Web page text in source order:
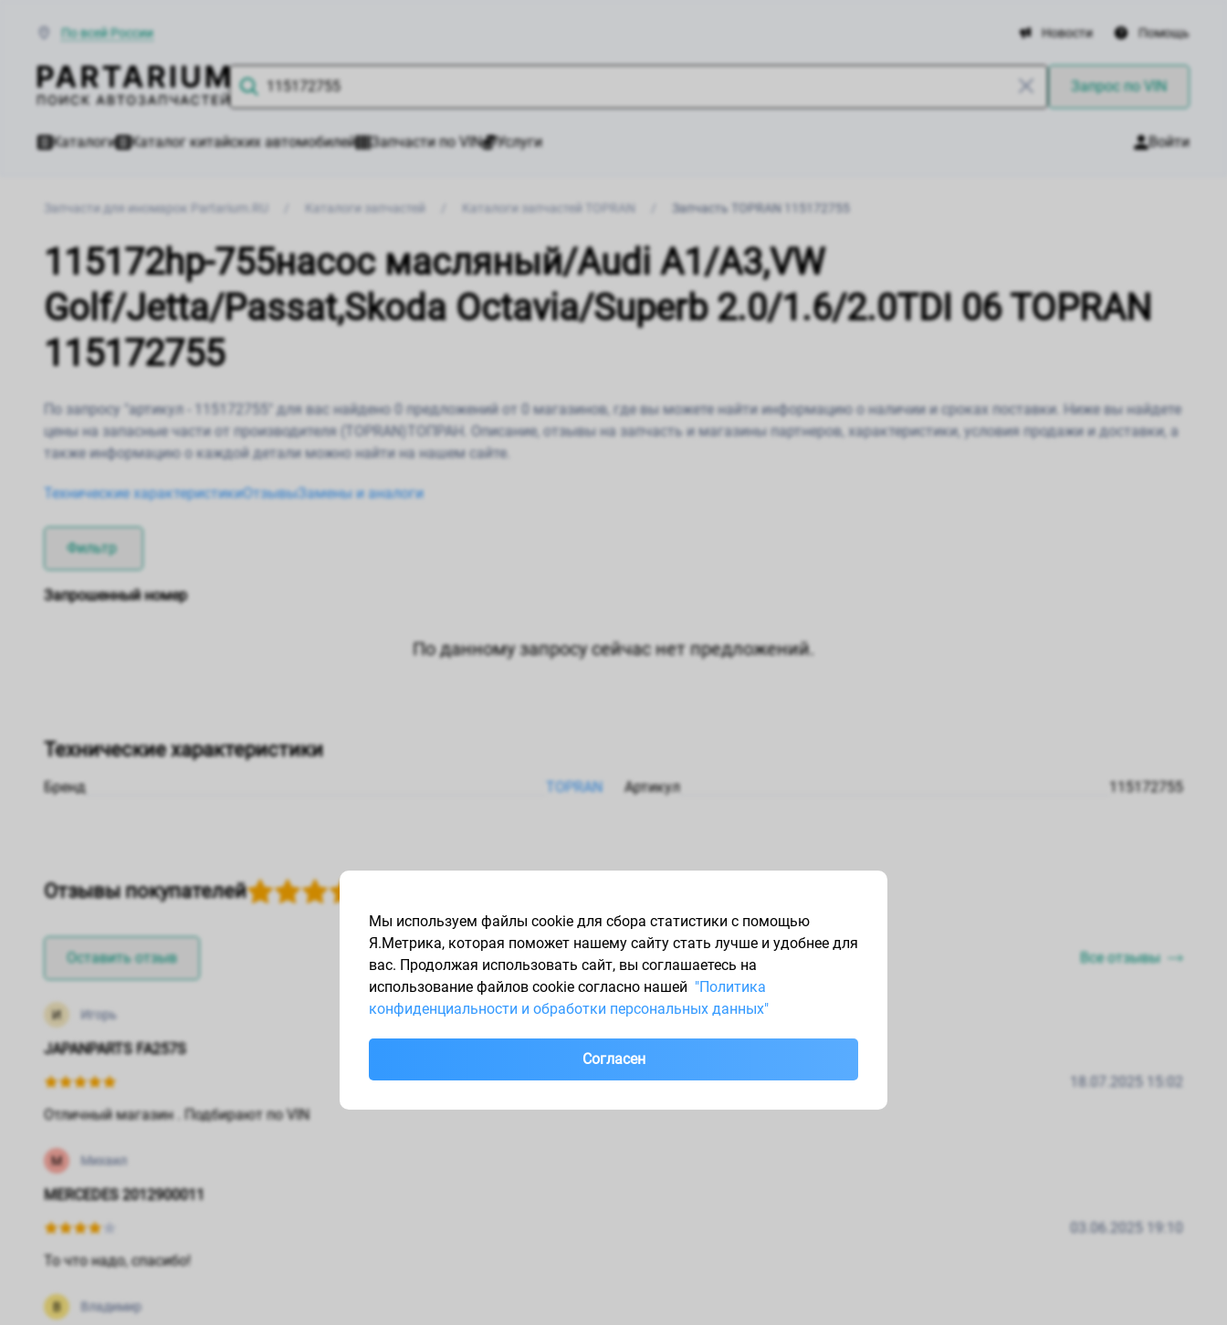
По всей России Новости Помощь
Запрос по VIN
Каталоги Каталог китайских автомобилей Запчасти по VIN Услуги Войти
Запчасти для иномарок Partarium.RU Каталоги запчастей Каталоги запчастей TOPRAN Запчасть TOPRAN 115172755
115172hp-755насос масляный/Audi A1/A3,VW
Golf/Jetta/Passat,Skoda Octavia/Superb 2.0/1.6/2.0TDI 06 TOPRAN
115172755
По запросу "артикул - 115172755" для вас найдено 0 предложений от 0 магазинов, где вы можете найти информацию о наличии и сроках поставки. Ниже вы найдете
цены на запасные части от производителя (TOPRAN)ТОПРАН. Описание, отзывы на запчасть и магазины партнеров, характеристики, условия продажи и доставки, а
также информацию о каждой детали можно найти на нашем сайте.
Технические характеристикиОтзывыЗамены и аналоги
Фильтр
Запрошенный номер
По данному запросу сейчас нет предложений.
Технические характеристики
Бренд TOPRAN Артикул 115172755
Отзывы покупателей
Оставить отзыв Все отзывы
И Игорь
JAPANPARTS FA257S
18.07.2025 15:02
Отличный магазин . Подбирают по VIN
М Михаил
MERCEDES 2012900011
03.06.2025 19:10
То что надо, спасибо!
В Владимир
Мы используем файлы cookie для сбора статистики с помощью
Я.Метрика, которая поможет нашему сайту стать лучше и удобнее для
вас. Продолжая использовать сайт, вы соглашаетесь на
использование файлов cookie согласно нашей "Политика
конфиденциальности и обработки персональных данных"
Согласен